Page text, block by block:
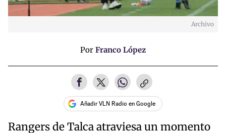
Archivo
Por Franco López
Añadir VLN Radio en Google
Rangers de Talca atraviesa un momento